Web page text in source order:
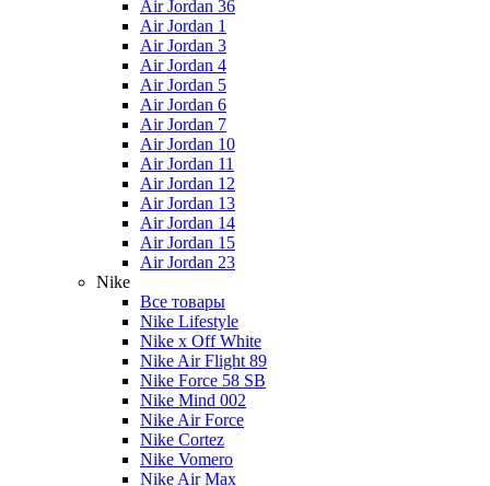
Air Jordan 36
Air Jordan 1
Air Jordan 3
Air Jordan 4
Air Jordan 5
Air Jordan 6
Air Jordan 7
Air Jordan 10
Air Jordan 11
Air Jordan 12
Air Jordan 13
Air Jordan 14
Air Jordan 15
Air Jordan 23
Nike
Все товары
Nike Lifestyle
Nike x Off White
Nike Air Flight 89
Nike Force 58 SB
Nike Mind 002
Nike Air Force
Nike Cortez
Nike Vomero
Nike Air Max